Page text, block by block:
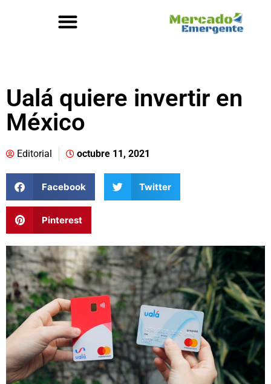
Ualá quiere invertir en
México
Editorial octubre 11, 2021
Facebook Twitter
Pinterest